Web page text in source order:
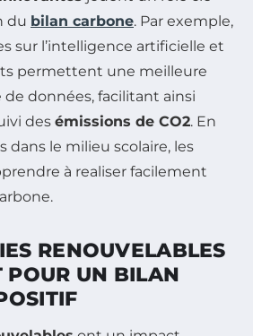
du bilan carbone. Par exemple,
sur l’intelligence artificielle et
permettent une meilleure
données, facilitant ainsi
des émissions de CO2. En
dans le milieu scolaire, les
à realiser facilement
RENOUVELABLES
POUR UN BILAN